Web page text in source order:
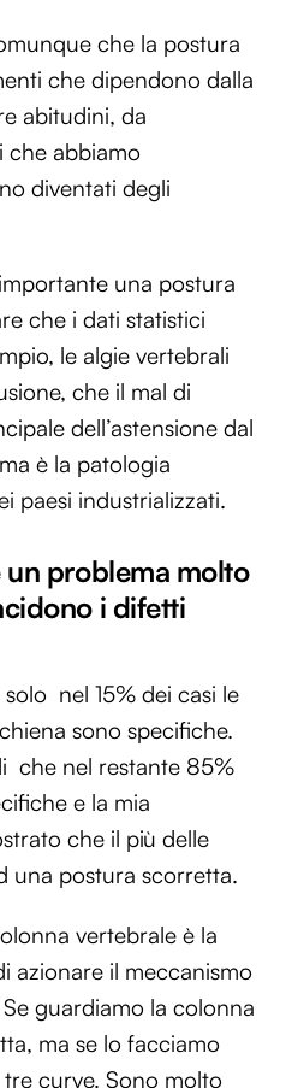
che la postura
che dipendono dalla
abitudini, da
che abbiamo
diventati degli
una postura
che i dati statistici
le algie vertebrali
che il mal di
dell’astensione dal
è la patologia
paesi industrializzati.
un problema molto
i difetti
nel 15% dei casi le
sono specifiche.
che nel restante 85%
e la mia
che il più delle
una postura scorretta.
vertebrale è la
azionare il meccanismo
guardiamo la colonna
ma se lo facciamo
curve. Sono molto